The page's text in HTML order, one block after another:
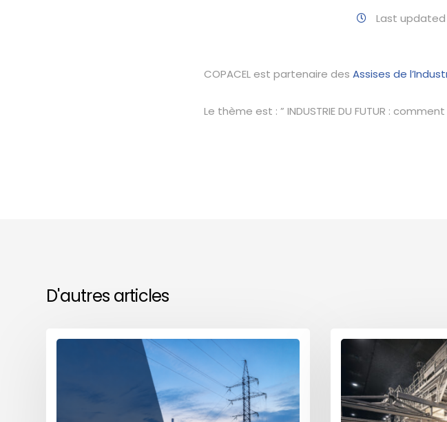
Last updated
COPACEL est partenaire desAssises de
Le thème est : ” INDUSTRIE DU FUTUR :
D'autres articles